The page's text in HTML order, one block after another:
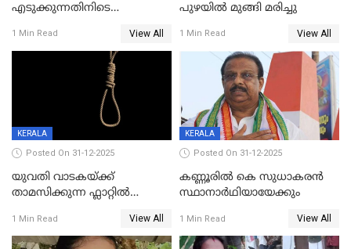
എടുക്കുന്നതിനിടെ
വധശ്രമക്കേസ് പ്രതി പിടിയിൽ
1 Min Read View All
പുഴയിൽ മുങ്ങി മരിച്ചു
1 Min Read View All
KERALA
Posted On 31-12-2025
യുവതി വാടകയ്ക്ക്
താമസിക്കുന്ന ഫ്ലാറ്റില്‍
സംഭവം കൈതപ്പൊയിലില്‍
1 Min Read View All
KERALA
Posted On 31-12-2025
കണ്ണൂരിൽ കെ സുധാകരൻ
സ്ഥാനാർഥിയായേക്കും
1 Min Read View All